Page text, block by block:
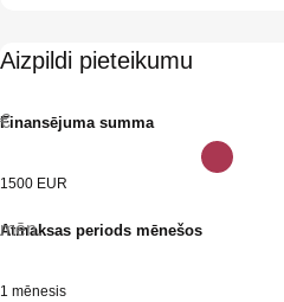
Aizpildi pieteikumu
Finansējuma summa
€
1500 EUR
Atmaksas periods mēnešos
mēn.
1 mēnesis